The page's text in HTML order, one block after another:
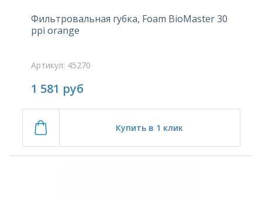
Фильтровальная губка, Foam BioMaster 30
ppi orange
Артикул: 45270
1 581 руб
Купить в 1 клик